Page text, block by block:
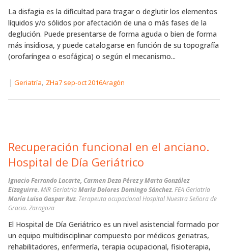
La disfagia es la dificultad para tragar o deglutir los elementos
líquidos y/o sólidos por afectación de una o más fases de la
deglución. Puede presentarse de forma aguda o bien de forma
más insidiosa, y puede catalogarse en función de su topografía
(orofaríngea o esofágica) o según el mecanismo...
| Geriatría, ZHa7 sep-oct 2016Aragón
Recuperación funcional en el anciano.
Hospital de Día Geriátrico
Ignacio Ferrando Lacarte, Carmen Deza Pérez y Marta González
Eizaguirre. MIR GeriatríaMaría Dolores Domingo Sánchez. FEA Geriatría
María Luisa Gaspar Ruz. Terapeuta ocupacional Hospital Nuestra Señora de
Gracia. Zaragoza
El Hospital de Día Geriátrico es un nivel asistencial formado por
un equipo multidisciplinar compuesto por médicos geriatras,
rehabilitadores, enfermería, terapia ocupacional, fisioterapia,